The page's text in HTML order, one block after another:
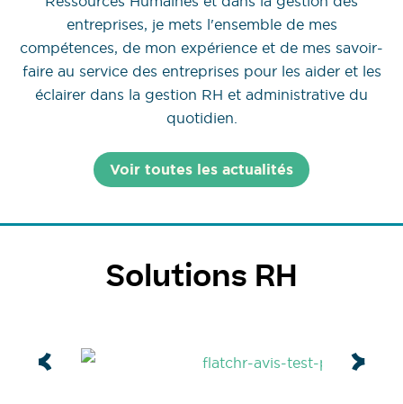
entreprises, je mets l'ensemble de mes
compétences, de mon expérience et de mes savoir-
faire au service des entreprises pour les aider et les
éclairer dans la gestion RH et administrative du
quotidien.
Voir toutes les actualités
Solutions RH